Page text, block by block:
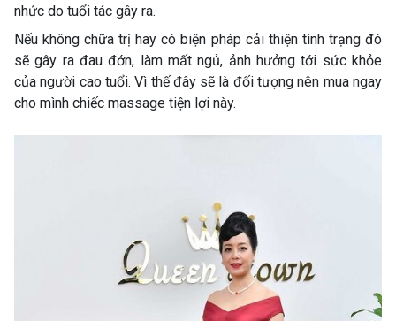
nhức do tuổi tác gây ra.
Nếu không chữa trị hay có biện pháp cải thiện tình trạng đó
sẽ gây ra đau đớn, làm mất ngủ, ảnh hưởng tới sức khỏe
của người cao tuổi. Vì thế đây sẽ là đối tượng nên mua ngay
cho mình chiếc massage tiện lợi này.